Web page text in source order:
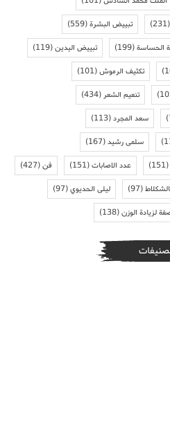
(231) تبييض البشرة(559)
الحساسة(199) تبييض اليدين(119)
تكثيف الرموش(101)
تنعيم الشعر(434)
سعد المجرد(113)
سلمى رشيد(167)
(151) عدد الاصابات(151) فن(427)
(97) ليلى الحديوي(97)
لزيادة الوزن(138)